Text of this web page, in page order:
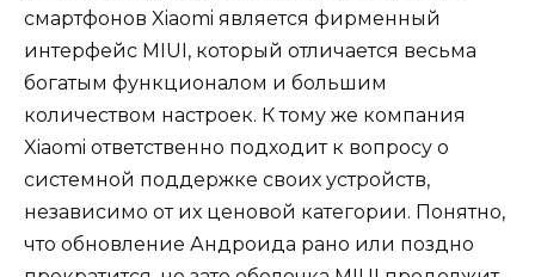
смартфонов Xiaomi является фирменный
интерфейс MIUI, который отличается весьма
богатым функционалом и большим
количеством настроек. К тому же компания
Xiaomi ответственно подходит к вопросу о
системной поддержке своих устройств,
независимо от их ценовой категории. Понятно,
что обновление Андроида рано или поздно